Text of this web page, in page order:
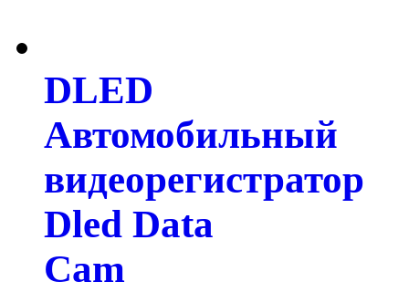
DLED
Автомобильный
видеорегистратор
Dled Data
Cam